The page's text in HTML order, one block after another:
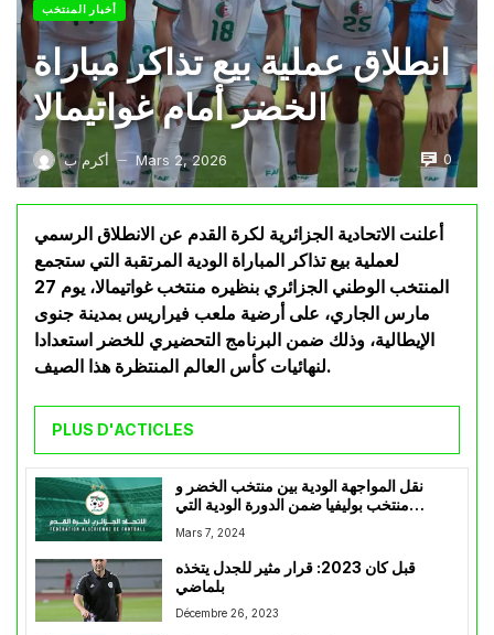
أخبار المنتخب
انطلاق عملية بيع تذاكر مباراة
الخضر أمام غواتيمالا
أكرم ب — Mars 2, 2026 0
أعلنت الاتحادية الجزائرية لكرة القدم عن الانطلاق الرسمي
لعملية بيع تذاكر المباراة الودية المرتقبة التي ستجمع
المنتخب الوطني الجزائري بنظيره منتخب غواتيمالا، يوم 27
مارس الجاري، على أرضية ملعب فيراريس بمدينة جنوى
الإيطالية، وذلك ضمن البرنامج التحضيري للخضر استعدادا
لنهائيات كأس العالم المنتظرة هذا الصيف.
PLUS D'ACTICLES
نقل المواجهة الودية بين منتخب الخضر و
منتخب بوليفيا ضمن الدورة الودية التي
تحتضنها الجزائر إلى ملعب نيلسون مانديلا
Mars 7, 2024
قبل كان 2023: قرار مثير للجدل يتخذه
بلماضي
Décembre 26, 2023